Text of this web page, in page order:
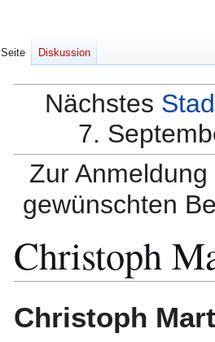
Nächstes
7.
Zur
gewünschten
Christoph
Navigation
Suche
Christoph
Seite Diskussion